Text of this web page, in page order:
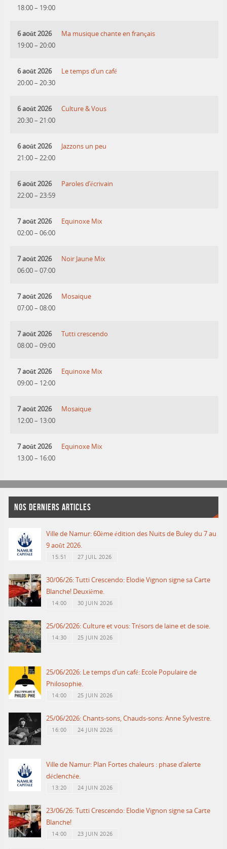
18:00– 19:00
6 août 2026
19:00– 20:00
Ma musique chante en français
6 août 2026
20:00– 20:30
Le temps d’un café
6 août 2026
20:30– 21:00
Culture & Vous
6 août 2026
21:00– 22:00
Jazzons un peu
6 août 2026
22:00– 23:59
Paroles d’écrivain
7 août 2026
02:00– 06:00
Equinoxe Mix
7 août 2026
06:00– 07:00
Noir Jaune Mix
7 août 2026
07:00– 08:00
Mosaique
7 août 2026
08:00– 09:00
Tutti crescendo
7 août 2026
09:00– 12:00
Equinoxe Mix
7 août 2026
12:00– 13:00
Mosaique
7 août 2026
13:00– 16:00
Equinoxe Mix
NOS DERNIERS ARTICLES
Ville de Namur: 60ème édition des Nuits de Buley du 7 au
9 août 2026.
15:51 27 JUIL 2026
30/06/26: Tutti Crescendo: Elodie Vignon signe sa Carte
Blanche! Deuxième.
14:00 30 JUIN 2026
25/06/2026: Culture et vous: Trésors de laine et de soie.
14:30 25 JUIN 2026
25/06/2026: Le temps d’un café: Ecole Populaire de
Philosophie.
14:00 25 JUIN 2026
25/06/2026: Chants-sons, Chauds-sons: Anne Sylvestre.
16:00 24 JUIN 2026
Ville de Namur: Plan Fortes chaleurs : phase d’alerte
déclenchée.
13:20 24 JUIN 2026
23/06/26: Tutti Crescendo: Elodie Vignon signe sa Carte
Blanche!
14:00 23 JUIN 2026